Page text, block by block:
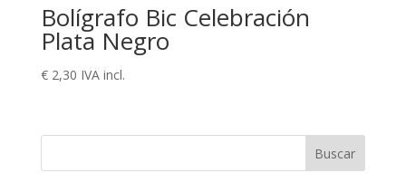
Bolígrafo Bic Celebración
Plata Negro
€2,30 IVA incl.
Buscar